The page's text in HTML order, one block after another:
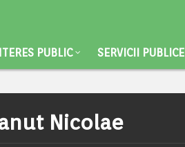
PUBLIC SERVICII PUBLICE
Nicolae